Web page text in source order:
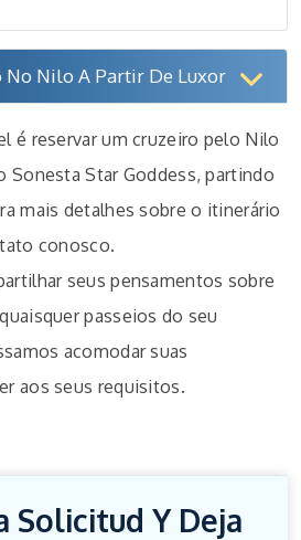
No Nilo A Partir De Luxor
é reservar um cruzeiro pelo Nilo
Sonesta Star Goddess, partindo
mais detalhes sobre o itinerário
conosco.
seus pensamentos sobre
passeios do seu
acomodar suas
aos seus requisitos.
Solicitud Y Deja